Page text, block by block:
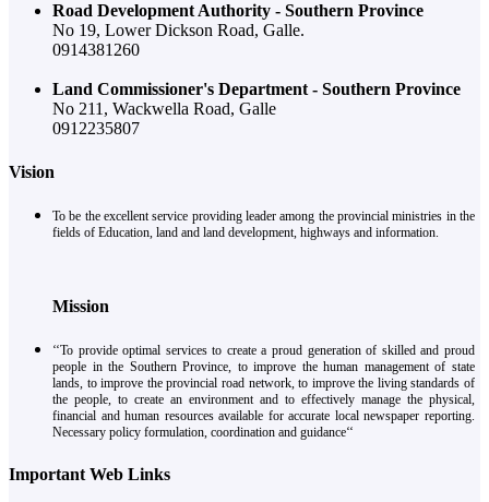
Road Development Authority - Southern Province
No 19, Lower Dickson Road, Galle.
0914381260
Land Commissioner's Department - Southern Province
No 211, Wackwella Road, Galle
0912235807
Vision
To be the excellent service providing leader among the provincial ministries in the
fields of Education, land and land development, highways and information.
Mission
‘‘To provide optimal services to create a proud generation of skilled and proud
people in the Southern Province, to improve the human management of state
lands, to improve the provincial road network, to improve the living standards of
the people, to create an environment and to effectively manage the physical,
financial and human resources available for accurate local newspaper reporting.
Necessary policy formulation, coordination and guidance‘‘
Important Web Links